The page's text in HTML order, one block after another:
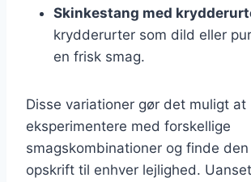
Skinkestang med
krydderurter som dild eller
en frisk smag.
Disse variationer gør det muligt at
eksperimentere med forskellige
smagskombinationer og finde
opskrift til enhver lejlighed.